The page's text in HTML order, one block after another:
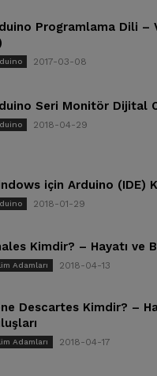
Programlama Dili –
2017-03-08
Seri Monitör Dijital
2018-04-29
için Arduino (IDE)
2018-01-29
Kimdir? – Hayatı ve
Adamları 2018-04-13
Descartes Kimdir? –
Adamları 2018-04-17